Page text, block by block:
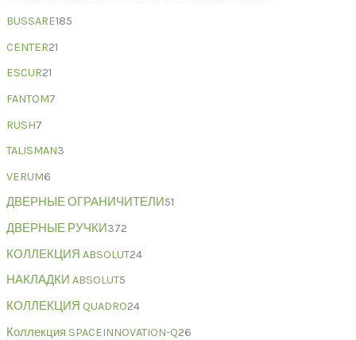
BUSSARE185
CENTER21
ESCUR21
FANTOM7
RUSH7
TALISMAN3
VERUM6
ДВЕРНЫЕ ОГРАНИЧИТЕЛИ51
ДВЕРНЫЕ РУЧКИ372
КОЛЛЕКЦИЯ ABSOLUT24
НАКЛАДКИ ABSOLUT5
КОЛЛЕКЦИЯ QUADRO24
Коллекция SPACEINNOVATION-Q26